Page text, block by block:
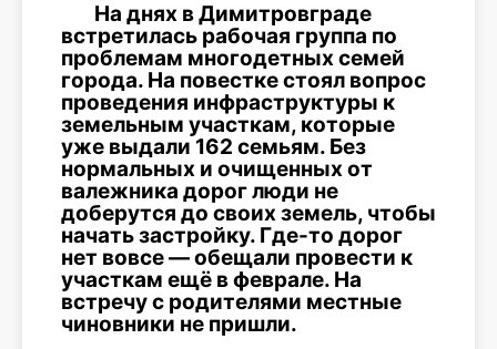
На днях в Димитровграде
встретилась рабочая группа по
проблемам многодетных семей
города. На повестке стоял вопрос
проведения инфраструктуры к
земельным участкам, которые
уже выдали 162 семьям. Без
нормальных и очищенных от
валежника дорог люди не
доберутся до своих земель, чтобы
начать застройку. Где-то дорог
нет вовсе — обещали провести к
участкам ещё в феврале. На
встречу с родителями местные
чиновники не пришли.